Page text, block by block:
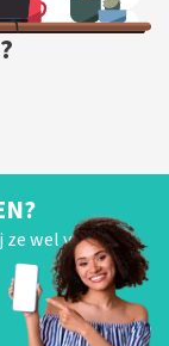
wel van je!